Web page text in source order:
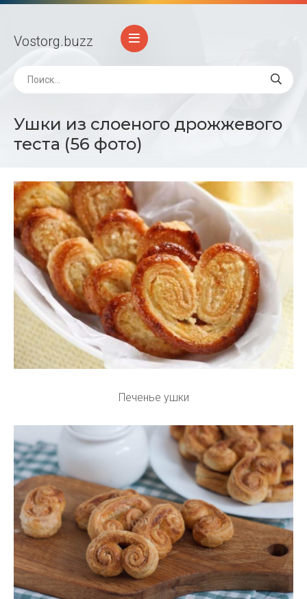
Vostorg.buzz
Ушки из слоеного дрожжевого
теста (56 фото)
Печенье ушки